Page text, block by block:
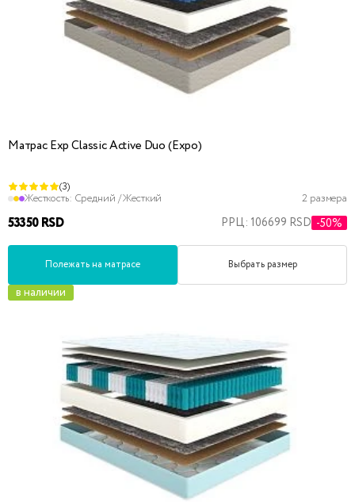
Матрас Exp Classic Active Duo (Expo)
(3)
Жесткость: Средний / Жесткий 2 размера
53350 RSD РРЦ: 106699 RSD -50%
Полежать на матрасе Выбрать размер
в наличии